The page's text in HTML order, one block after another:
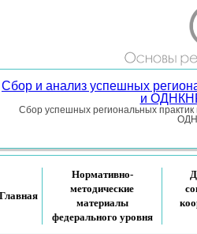
областей ОРКСЭ
и предметной области
Главная
Нормативно-
методические
материалы
федерального уровня